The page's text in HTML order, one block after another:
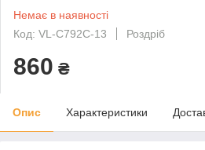
Немає в наявності
Код: VL-C792C-13
Роздріб
860 ₴
Опис Характеристики